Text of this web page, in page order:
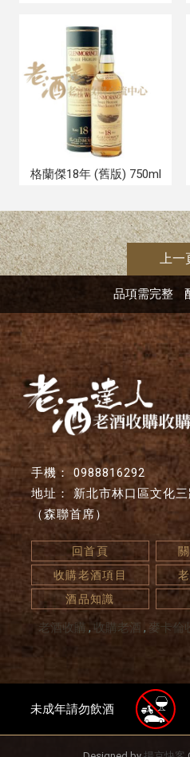
格蘭傑18年 (舊版) 750ml
上一
品項需完整
0988816292
新北市林口區文化
（森聯首席）
回首頁
收購老酒項目
酒品知識
老酒收購 收購老酒 麥卡倫
未成年請勿飲酒